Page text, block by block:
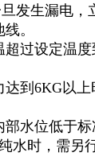
发生漏电，
。
过设定温
到6KG以
水位低于
水时，需另